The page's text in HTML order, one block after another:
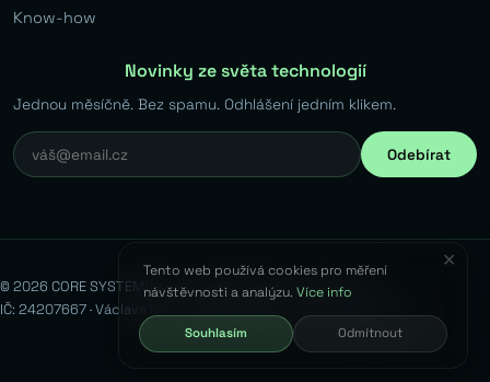
Know-how
Novinky ze světa technologií
Jednou měsíčně. Bez spamu. Odhlášení jedním klikem.
Odebírat
© 2026 CORE SYSTEMS s.r.o. Všechna práva vyhrazena.
IČ: 24207667 · Václava Kovaříka 383, Běchovice, 190 11 Praha 9
✕
Tento web používá cookies pro měření
návštěvnosti a analýzu.Více info
Souhlasím Odmítnout